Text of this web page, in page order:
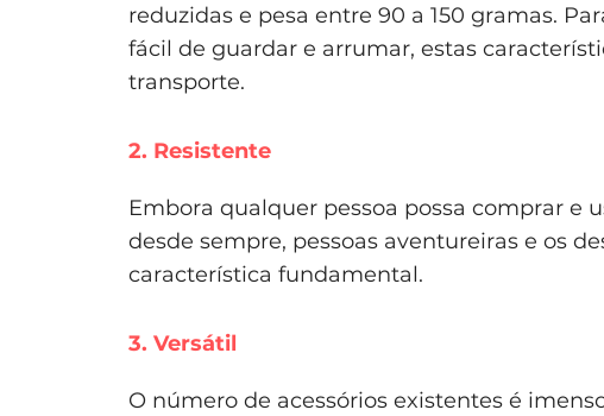
reduzidas e pesa entre 90 a 150 gramas.
fácil de guardar e arrumar, estas
transporte.
2. Resistente
Embora qualquer pessoa possa comprar e
desde sempre, pessoas aventureiras e os
característica fundamental.
3. Versátil
O número de acessórios existentes é